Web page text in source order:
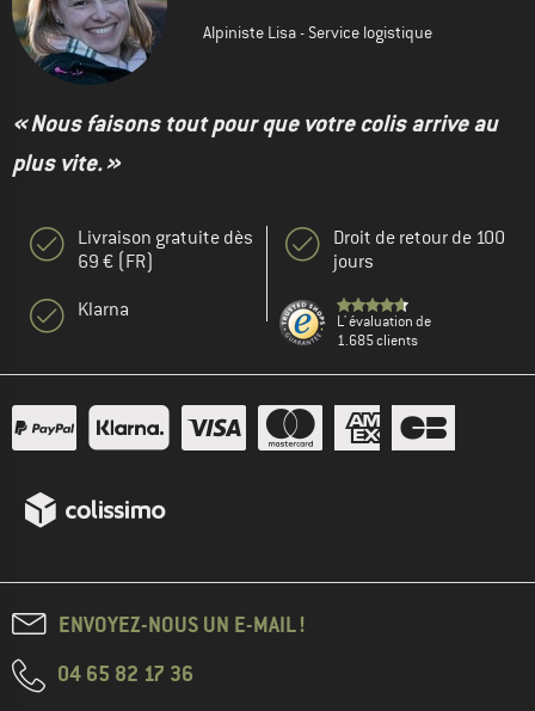
Alpiniste Lisa - Service logistique
« Nous faisons tout pour que votre colis arrive au
plus vite. »
Livraison gratuite dès
69 € (FR)
Klarna
Droit de retour de 100
jours
L' évaluation de
1.685 clients
ENVOYEZ-NOUS UN E-MAIL !
04 65 82 17 36